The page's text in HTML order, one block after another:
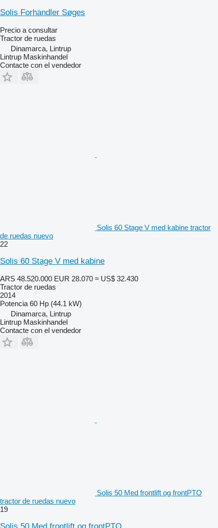
Solis Forhandler Søges
Precio a consultar
Tractor de ruedas
Dinamarca, Lintrup
Lintrup Maskinhandel
Contacte con el vendedor
Solis 60 Stage V med kabine tractor
de ruedas nuevo
22
Solis 60 Stage V med kabine
ARS 48.520.000 EUR 28.070 ≈ US$ 32.430
Tractor de ruedas
2014
Potencia 60 Hp (44.1 kW)
Dinamarca, Lintrup
Lintrup Maskinhandel
Contacte con el vendedor
Solis 50 Med frontlift og frontPTO
tractor de ruedas nuevo
19